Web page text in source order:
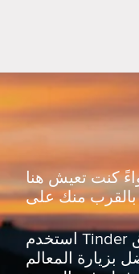
كنت تعيش هنا
استخدم Tinder لتُبادل الإعجاب مع شخص يُشاركُك اهتماماتك أو استكشف الحياة الليلية مع صديق
المعالم